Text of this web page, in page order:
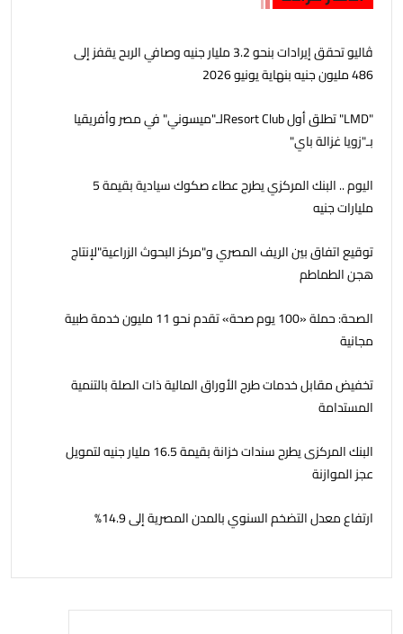
ڤاليو تحقق إيرادات بنحو 3.2 مليار جنيه وصافي الربح يقفز إلى
486 مليون جنيه بنهاية يونيو 2026
"LMD" تطلق أول Resort Clubلـ"ميسوني" في مصر وأفريقيا
بـ"زويا غزالة باي"
اليوم .. البنك المركزي يطرح عطاء صكوك سيادية بقيمة 5
مليارات جنيه
توقيع اتفاق بين الريف المصري و"مركز البحوث الزراعية"لإنتاج
هجن الطماطم
الصحة: حملة «100 يوم صحة» تقدم نحو 11 مليون خدمة طبية
مجانية
تخفيض مقابل خدمات طرح الأوراق المالية ذات الصلة بالتنمية
المستدامة
البنك المركزى يطرح سندات خزانة بقيمة 16.5 مليار جنيه لتمويل
عجز الموازنة
ارتفاع معدل التضخم السنوي بالمدن المصرية إلى 14.9%